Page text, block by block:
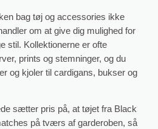
bag tøj og accessories ikke
om at give dig mulighed for
stil. Kollektionerne er ofte
prints og stemninger, og du
og kjoler til cardigans, bukser og
sætter pris på, at tøjet fra Black
på tværs af garderoben, så